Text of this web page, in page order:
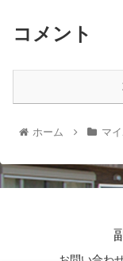
コメント
ホーム マ